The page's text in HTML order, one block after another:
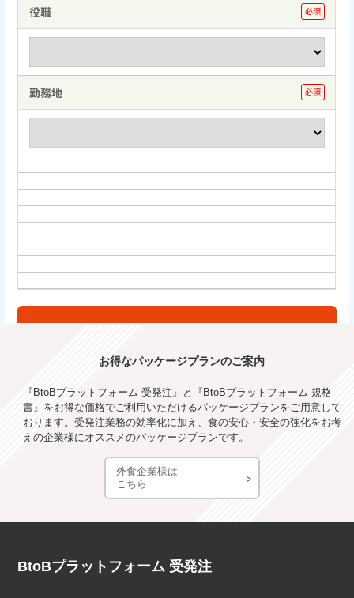
お得なパッケージプランのご案内
『BtoBプラットフォーム 受発注』と『BtoBプラットフォーム 規格
書』をお得な価格でご利用いただけるパッケージプランをご用意して
おります。受発注業務の効率化に加え、食の安心・安全の強化をお考
えの企業様にオススメのパッケージプランです。
外食企業様は
こちら
BtoBプラットフォーム 受発注